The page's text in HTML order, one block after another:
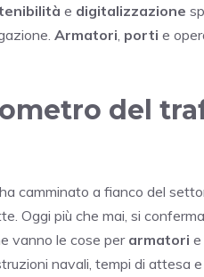
e digitalizzazione
Armatori porti e
del
ha camminato a fianco del
Oggi più che mai, si
vanno le cose per armatori e
navali, tempi di attesa